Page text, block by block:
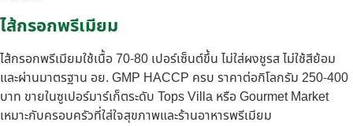
ไส้กรอกพรีเมียม
ไส้กรอกพรีเมียมใช้เนื้อ 70-80 เปอร์เซ็นต์ขึ้น ไม่ใส่ผงชูรส ไม่ใช้สีย้อม
และผ่านมาตรฐาน อย. GMP HACCP ครบ ราคาต่อกิโลกรัม 250-400
บาท ขายในซูเปอร์มาร์เก็ตระดับ Tops Villa หรือ Gourmet Market
เหมาะกับครอบครัวที่ใส่ใจสุขภาพและร้านอาหารพรีเมียม